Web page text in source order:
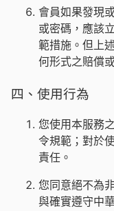
會員如果發現
或密碼，應該
範措施。但上
何形式之賠償
四、使用行為
您使用本服務
令規範；對於
責任。
您同意絕不為
與確實遵守中